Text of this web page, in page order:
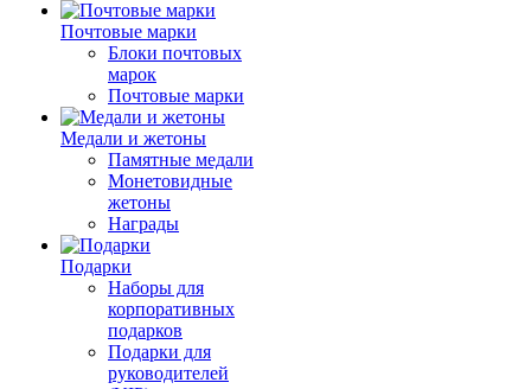
Почтовые марки
Блоки почтовых
марок
Почтовые марки
Медали и жетоны
Памятные медали
Монетовидные
жетоны
Награды
Подарки
Наборы для
корпоративных
подарков
Подарки для
руководителей